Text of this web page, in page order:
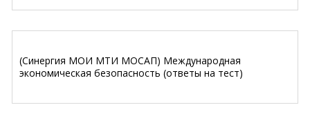
(Синергия МОИ МТИ МОСАП) Международная
экономическая безопасность (ответы на тест)